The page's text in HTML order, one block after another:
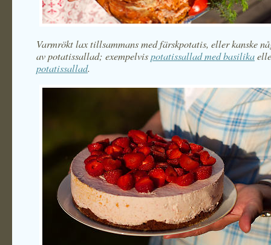
Varmrökt lax tillsammans med färskpotatis, eller kanske
av potatissallad; exempelvispotatissallad med basilika
potatissallad.